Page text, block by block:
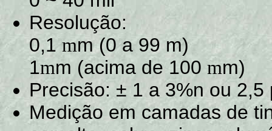
Resolução:
0,1mm (0 a 99 m)
1mm (acima de 100 mm)
Precisão: ± 1 a 3%n ou
Medição em camadas de